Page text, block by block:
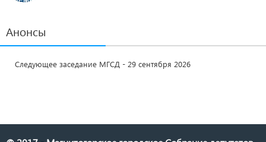
Анонсы
Следующее заседание МГСД - 29 сентября 2026